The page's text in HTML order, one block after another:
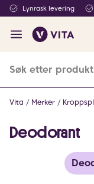
Lynrask levering
Vita Merker
Deodorant